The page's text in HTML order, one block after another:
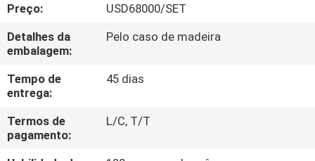
CONTROLE
DE
QUALIDADE
CONTACTE-
NOS
Preço:
USD68000/SET
Detalhes da
embalagem:
Pelo caso de madeira
Tempo de
entrega:
45 dias
Termos de
pagamento:
L/C, T/T